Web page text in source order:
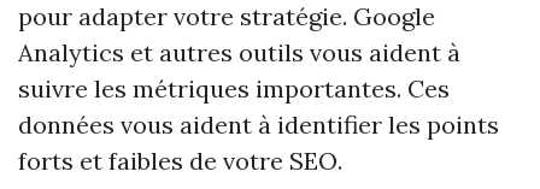
pour adapter votre stratégie. Google
Analytics et autres outils vous aident à
suivre les métriques importantes. Ces
données vous aident à identifier les points
forts et faibles de votre SEO.